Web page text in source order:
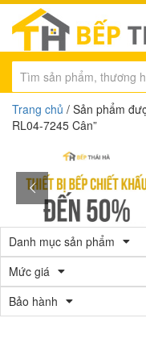
Trang chủ / Sản phẩm
RL04-7245 Cân”
Danh mục sản phẩm
Mức giá
Bảo hành